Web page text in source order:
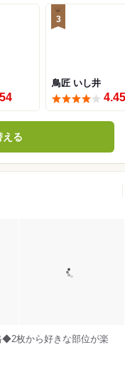
3
鳥匠 いし井
4.45
える
枚から好きな部位が楽